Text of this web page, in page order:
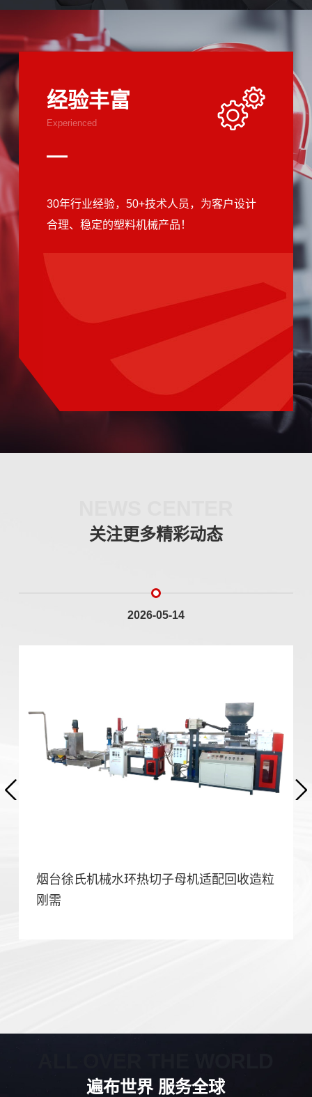
经验丰富
Experienced
30年行业经验，50+技术人员，为客户设计
合理、稳定的塑料机械产品！
关注更多精彩动态
2026-05-14
烟台徐氏机械水环热切子母机适配回收造粒
刚需
遍布世界 服务全球